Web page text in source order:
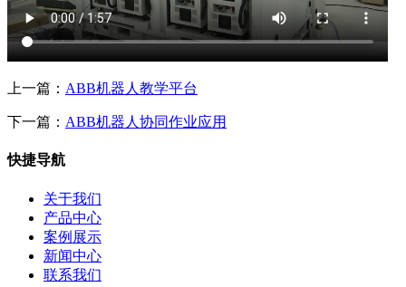
上一篇： ABB机器人教学平台
下一篇： ABB机器人协同作业应用
快捷导航
关于我们
产品中心
案例展示
新闻中心
联系我们